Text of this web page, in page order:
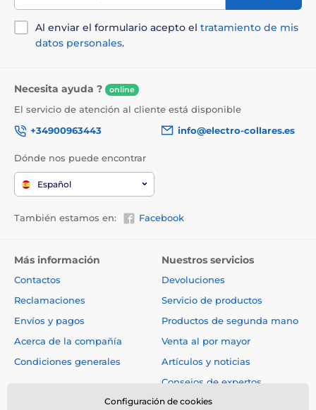
Al enviar el formulario acepto el tratamiento de mis
datos personales.
Necesita ayuda ? online
El servicio de atención al cliente está disponible
+34900963443
info@electro-collares.es
Dónde nos puede encontrar
Español
También estamos en: Facebook
Más información
Contactos
Reclamaciones
Envíos y pagos
Acerca de la compañía
Condiciones generales
Nuestros servicios
Devoluciones
Servicio de productos
Productos de segunda mano
Venta al por mayor
Artículos y noticias
Consejos de expertos
Configuración de cookies